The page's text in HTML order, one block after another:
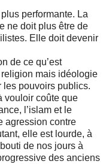
performante. La
ne doit plus être de
Elle doit devenir
de ce qu’est
mais idéologie
les pouvoirs publics.
vouloir coûte que
l’islam et le
agression contre
elle est lourde, à
de nos jours à
des anciens